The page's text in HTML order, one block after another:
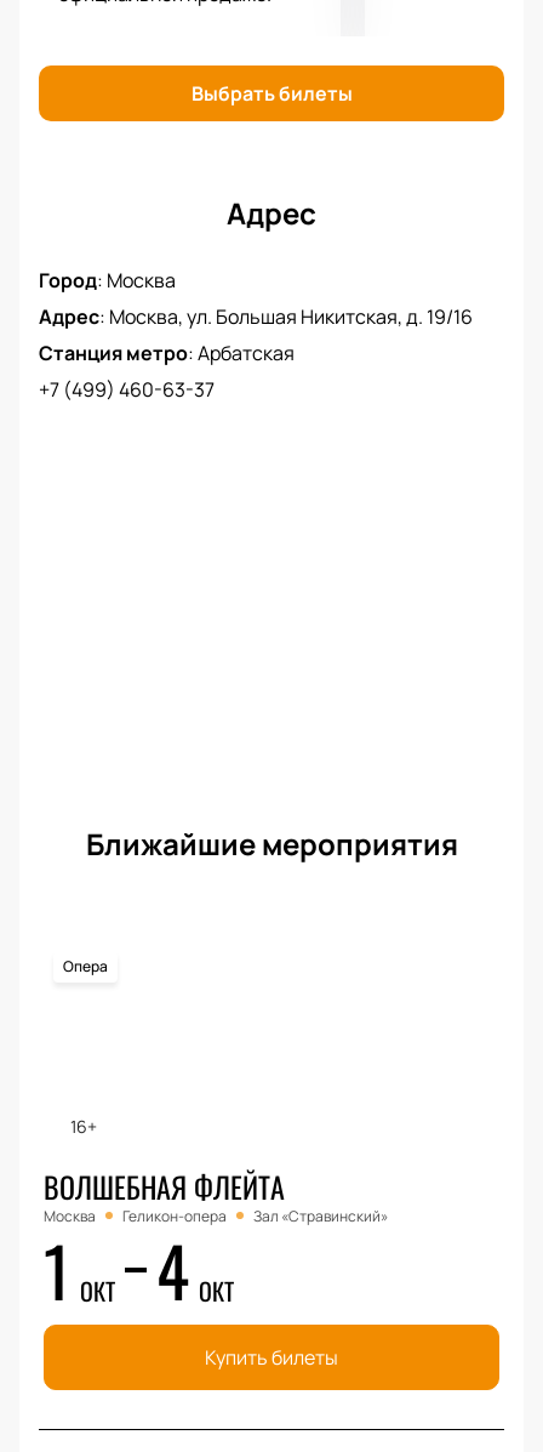
шедевров.
Купить билеты на концерт «Геликон.
Продолжение…» в музыкальном театре «Геликон-
Выбрать билеты
Адрес
Город: Москва
Адрес: Москва, ул. Большая Никитская, д. 19/16
Станция метро:Арбатская
+7 (499) 460-63-37
Ближайшие мероприятия
16+
Опера
ВОЛШЕБНАЯ ФЛЕЙТА
Москва Геликон-опера Зал «Стравинский»
1 ОКТ 4 ОКТ
Купить билеты